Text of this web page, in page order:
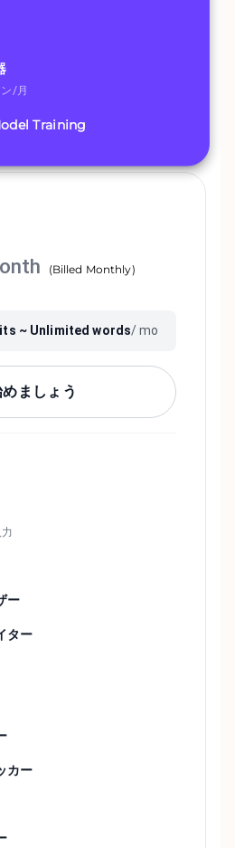
/月
Training
(Billed Monthly)
~ Unlimited words/ mo
ましょう
ー
ター
カー